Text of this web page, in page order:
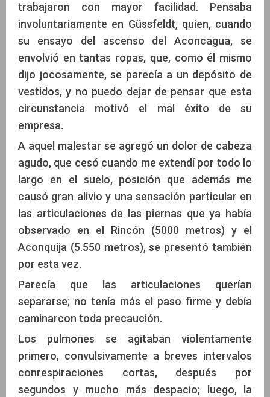
trabajaron con mayor facilidad. Pensaba
involuntariamente en Güssfeldt, quien, cuando
su ensayo del ascenso del Aconcagua, se
envolvió en tantas ropas, que, como él mismo
dijo jocosamente, se parecía a un depósito de
vestidos, y no puedo dejar de pensar que esta
circunstancia motivó el mal éxito de su
empresa.
A aquel malestar se agregó un dolor de cabeza
agudo, que cesó cuando me extendí por todo lo
largo en el suelo, posición que además me
causó gran alivio y una sensación particular en
las articulaciones de las piernas que ya había
observado en el Rincón (5000 metros) y el
Aconquija (5.550 metros), se presentó también
por esta vez.
Parecía que las articulaciones querían
separarse; no tenía más el paso firme y debía
caminarcon toda precaución.
Los pulmones se agitaban violentamente
primero, convulsivamente a breves intervalos
conrespiraciones cortas, después por
segundos y mucho más despacio; luego, la